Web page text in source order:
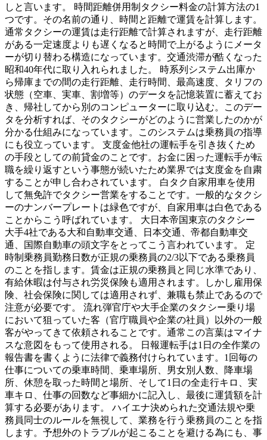
しと言います。 時間距離併用制タクシー料金の計算方法の1
つです。その名前の通り、時間と距離で運賃を計算します。
通常タクシーの運賃は走行距離で計算されますが、走行距離
がある一定速度よりも遅くなると時間で上がるようにメータ
ーが切り替わる構造になっています。交通渋滞が酷くなった
昭和40年代に取り入れられました。 時系列システム出庫か
ら帰庫までの間の走行距離、走行時間、最高速度、タリフの
状態（空車、実車、割増等）のデータを記憶装置に蓄えてお
き、帰社してから別のコンピューターに取り込む。このデー
タを分析すれば、そのタクシーがどのように営業したのかが
分かる仕組みになっています。このシステムは乗務員の指導
にも役立っています。 支度金他社の運転手を引き抜くため
の手段としての前貸金のことです。お金に困った運転手が転
職を繰り返すという事態が続いたため業界では支度金を自粛
することが申し合わされています。 白タク自家用車を使用
して無免許でタクシー営業をすることです。一般的なタクシ
ーのナンバープレートは緑色ですが、自家用車は白色である
ことからこう呼ばれています。 大日本帝国東京のタクシー
大手4社である大和自動車交通、日本交通、帝都自動車交
通、国際自動車の頭文字をとってこう言われています。 定
時制乗務員勤務日数が正規の乗務員の2/3以下である乗務員
のことを指します。賃金は正規の乗務員と同じ水準であり、
有給休暇は付与され労災保険も適用されます。しかし雇用保
険、社会保険に関しては適用されず、兼職も禁止であるので
注意が必要です。 流れ弾官庁や大手企業のタクシー乗り場
において狙っていた客（官庁職員や企業の社員）以外の一般
客がやってきて依頼されることです。通常この言葉はマイナ
スな意図をもって使用される。 日報運転手は1日の全作業の
報告書を書くように法律で義務付けられています。1回毎の
仕事についての乗車時間、乗車場所、男女別人数、降車場
所、休憩を取った時間と場所、そして1日の全走行キロ、実
車キロ、仕事の回数など事細かに記入し、最後に運賃額を計
算する必要があります。 ハイエナ決められた交通法規や乗
務員同士のルールを無視して、業務を行う乗務員のことを指
します。予想外のトラブルが起こることを避ける為にも、事